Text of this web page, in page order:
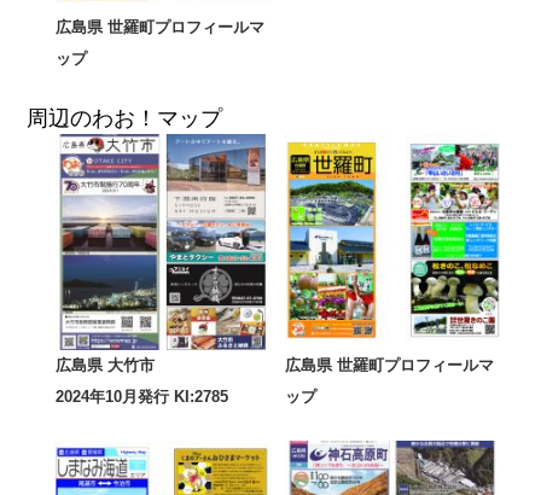
広島県 世羅町プロフィールマ
ップ
周辺のわお！マップ
広島県 大竹市
2024年10月発行 KI:2785
広島県 世羅町プロフィールマ
ップ